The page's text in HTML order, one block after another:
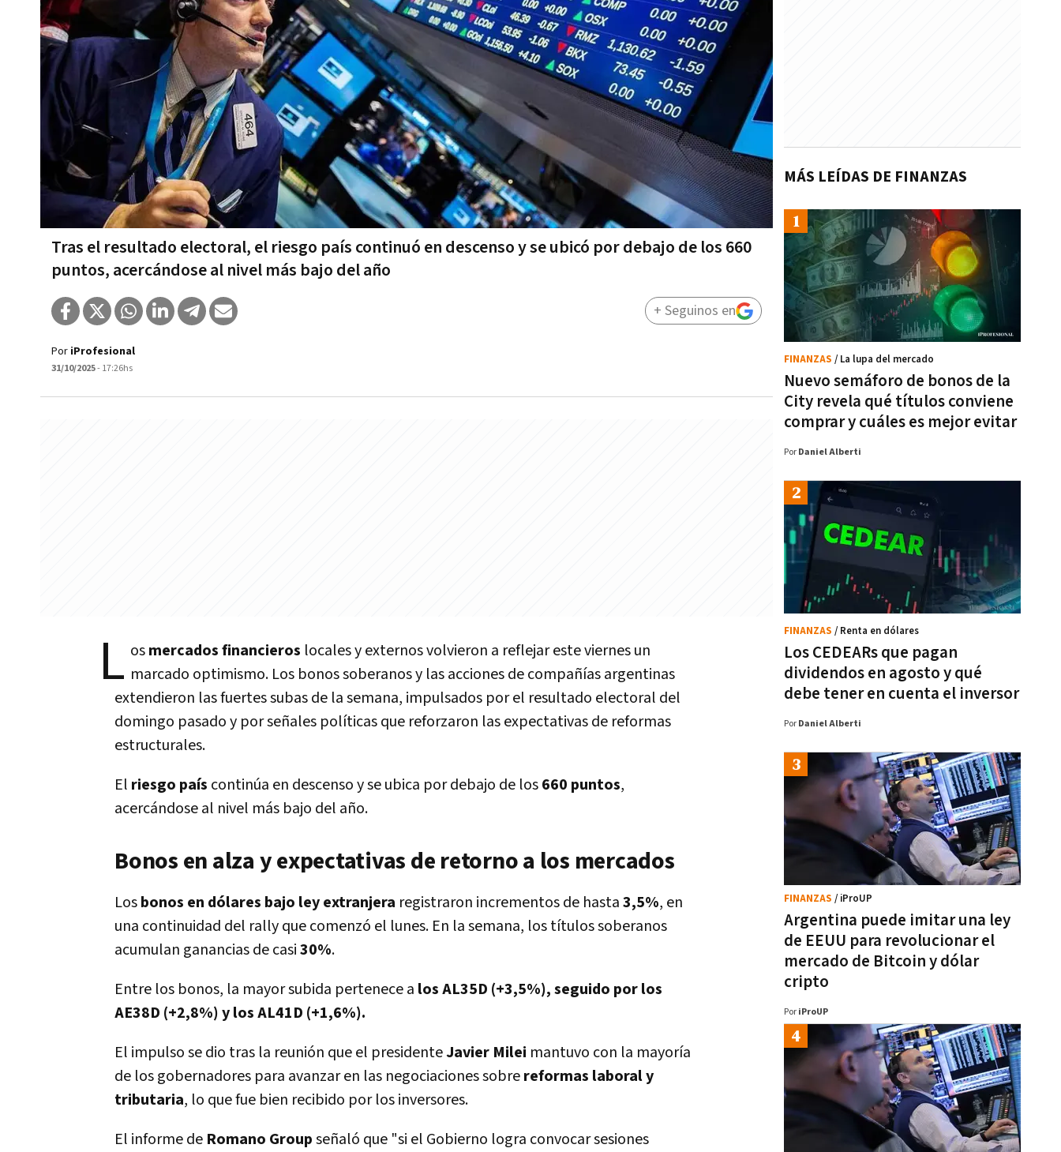
Tras el resultado electoral, el riesgo país continuó en descenso y se ubicó por debajo de los 660
puntos, acercándose al nivel más bajo del año
Por iProfesional
31/10/2025- 17:26hs
+ Seguinos en
L osmercados financieros locales y externos volvieron a reflejar este viernes un
marcado optimismo. Los bonos soberanos y las acciones de compañías argentinas
extendieron las fuertes subas de la semana, impulsados por el resultado electoral del
domingo pasado y por señales políticas que reforzaron las expectativas de reformas
estructurales.
El riesgo país continúa en descenso y se ubica por debajo de los660 puntos,
acercándose al nivel más bajo del año.
Bonos en alza y expectativas de retorno a los mercados
Losbonos en dólares bajo ley extranjera registraron incrementos de hasta3,5%, en
una continuidad del rally que comenzó el lunes. En la semana, los títulos soberanos
acumulan ganancias de casi30%.
Entre los bonos, la mayor subida pertenece a los AL35D (+3,5%), seguido por los
AE38D (+2,8%) y los AL41D (+1,6%).
El impulso se dio tras la reunión que el presidenteJavier Milei mantuvo con la mayoría
de los gobernadores para avanzar en las negociaciones sobrereformas laboral y
tributaria, lo que fue bien recibido por los inversores.
El informe de Romano Groupseñaló que "si el Gobierno logra convocar sesiones
MÁS LEÍDAS DE FINANZAS
Nuevo semáforo de bonos de la
City revela qué títulos conviene
comprar y cuáles es mejor evitar
FINANZAS / La lupa del mercado
Por Daniel Alberti
Los CEDEARs que pagan
dividendos en agosto y qué
debe tener en cuenta el inversor
FINANZAS / Renta en dólares
Por Daniel Alberti
Argentina puede imitar una ley
de EEUU para revolucionar el
mercado de Bitcoin y dólar
cripto
FINANZAS / iProUP
Por iProUP